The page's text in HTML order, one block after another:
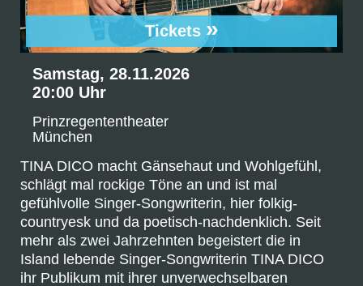
Tickets »
Samstag, 28.11.2026
20:00 Uhr
Prinzregententheater
München
TINA DICO macht Gänsehaut und Wohlgefühl,
schlägt mal rockige Töne an und ist mal
gefühlvolle Singer-Songwriterin, hier folkig-
countryesk und da poetisch-nachdenklich. Seit
mehr als zwei Jahrzehnten begeistert die in
Island lebende Singer-Songwriterin TINA DICO
ihr Publikum mit ihrer unverwechselbaren